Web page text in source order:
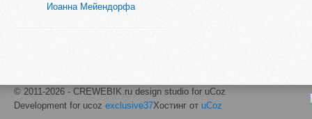
Иоанна Мейендорфа
© 2011-2026 - CREWEBIK.ru design studio for uCoz
Development for ucoz exclusive37Хостинг от uCoz